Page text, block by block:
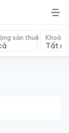
sản thuê
Tất cả